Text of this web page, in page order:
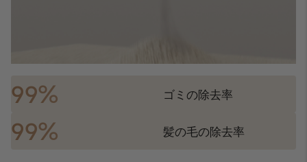
99% ゴミの除去率
99% 髪の毛の除去率